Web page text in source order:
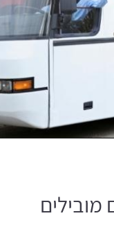
להשוות, פשוט מעולה.